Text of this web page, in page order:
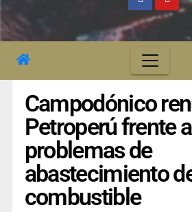
Campodónico
Petroperú frente a
problemas de
abastecimiento
combustible